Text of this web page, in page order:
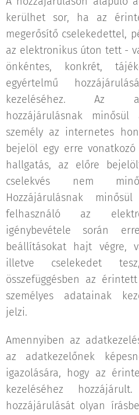
kerülhet sor, ha az
megerősítő cselekedettel,
az elektronikus úton tett -
önkéntes, konkrét,
egyértelmű
kezeléséhez. Az
hozzájárulásnak
személy az internetes
bejelöl egy erre
hallgatás, az előre
cselekvés nem
Hozzájárulásnak
felhasználó az
igénybevétele során
beállításokat hajt végre,
illetve cselekedet
összefüggésben az
személyes adatainak
jelzi.
Amennyiben az
az adatkezelőnek
igazolására, hogy az
kezeléséhez
hozzájárulását olyan